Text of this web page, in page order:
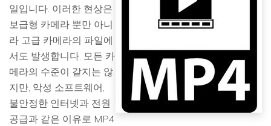
일입니다. 이러한 현상은
보급형 카메라 뿐만 아니
라 고급 카메라의 파일에
서도 발생합니다. 모든 카
메라의 수준이 같지는 않
지만, 악성 소프트웨어,
불안정한 인터넷과 전원
공급과 같은 이유로 MP4